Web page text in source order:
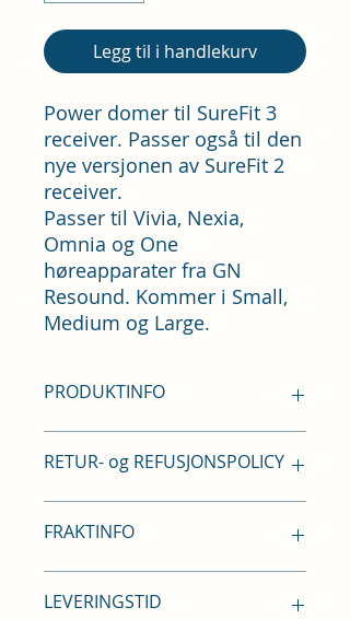
Legg til i handlekurv
Power domer til SureFit 3
receiver. Passer også til den
nye versjonen av SureFit 2
receiver.
Passer til Vivia, Nexia,
Omnia og One
høreapparater fra GN
Resound. Kommer i Small,
Medium og Large.
PRODUKTINFO
RETUR- og REFUSJONSPOLICY
14 dager. Ved retur refunderes
FRAKTINFO
LEVERINGSTID